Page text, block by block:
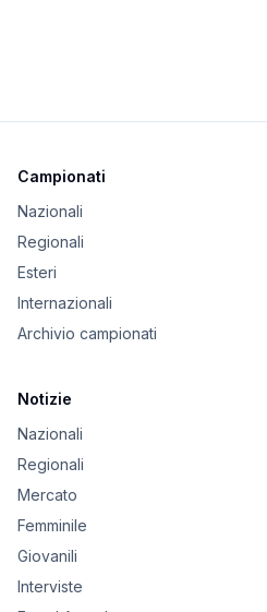
Campionati
Nazionali
Regionali
Esteri
Internazionali
Archivio campionati
Notizie
Nazionali
Regionali
Mercato
Femminile
Giovanili
Interviste